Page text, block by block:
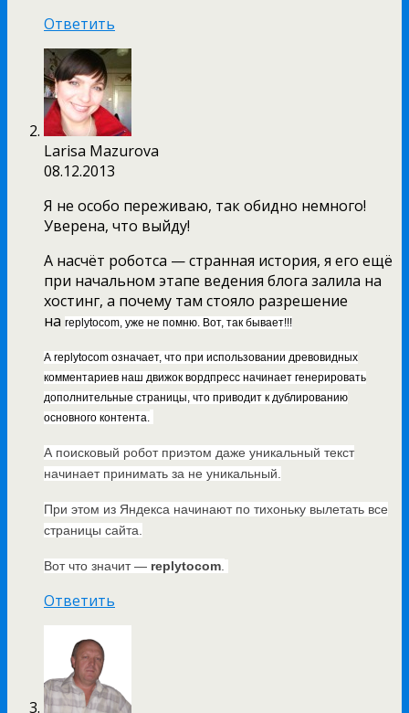
Ответить
Larisa Mazurova
08.12.2013
Я не особо переживаю, так обидно немного!
Уверена, что выйду!
А насчёт роботса — странная история, я его ещё
при начальном этапе ведения блога залила на
хостинг, а почему там стояло разрешение
на replytocom, уже не помню. Вот, так бывает!!!
А replytocom означает, что при использовании древовидных
комментариев наш движок вордпресс начинает генерировать
дополнительные страницы, что приводит к дублированию
основного контента.
А поисковый робот приэтом даже уникальный текст
начинает принимать за не уникальный.
При этом из Яндекса начинают по тихоньку вылетать все
страницы сайта.
Вот что значит — replytocom
Ответить